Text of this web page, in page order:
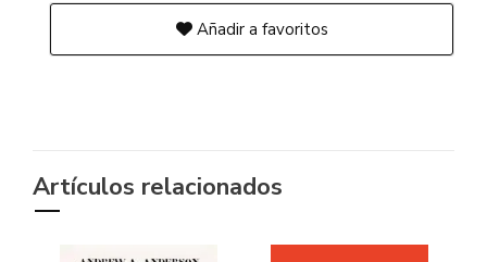
Añadir a favoritos
Artículos relacionados